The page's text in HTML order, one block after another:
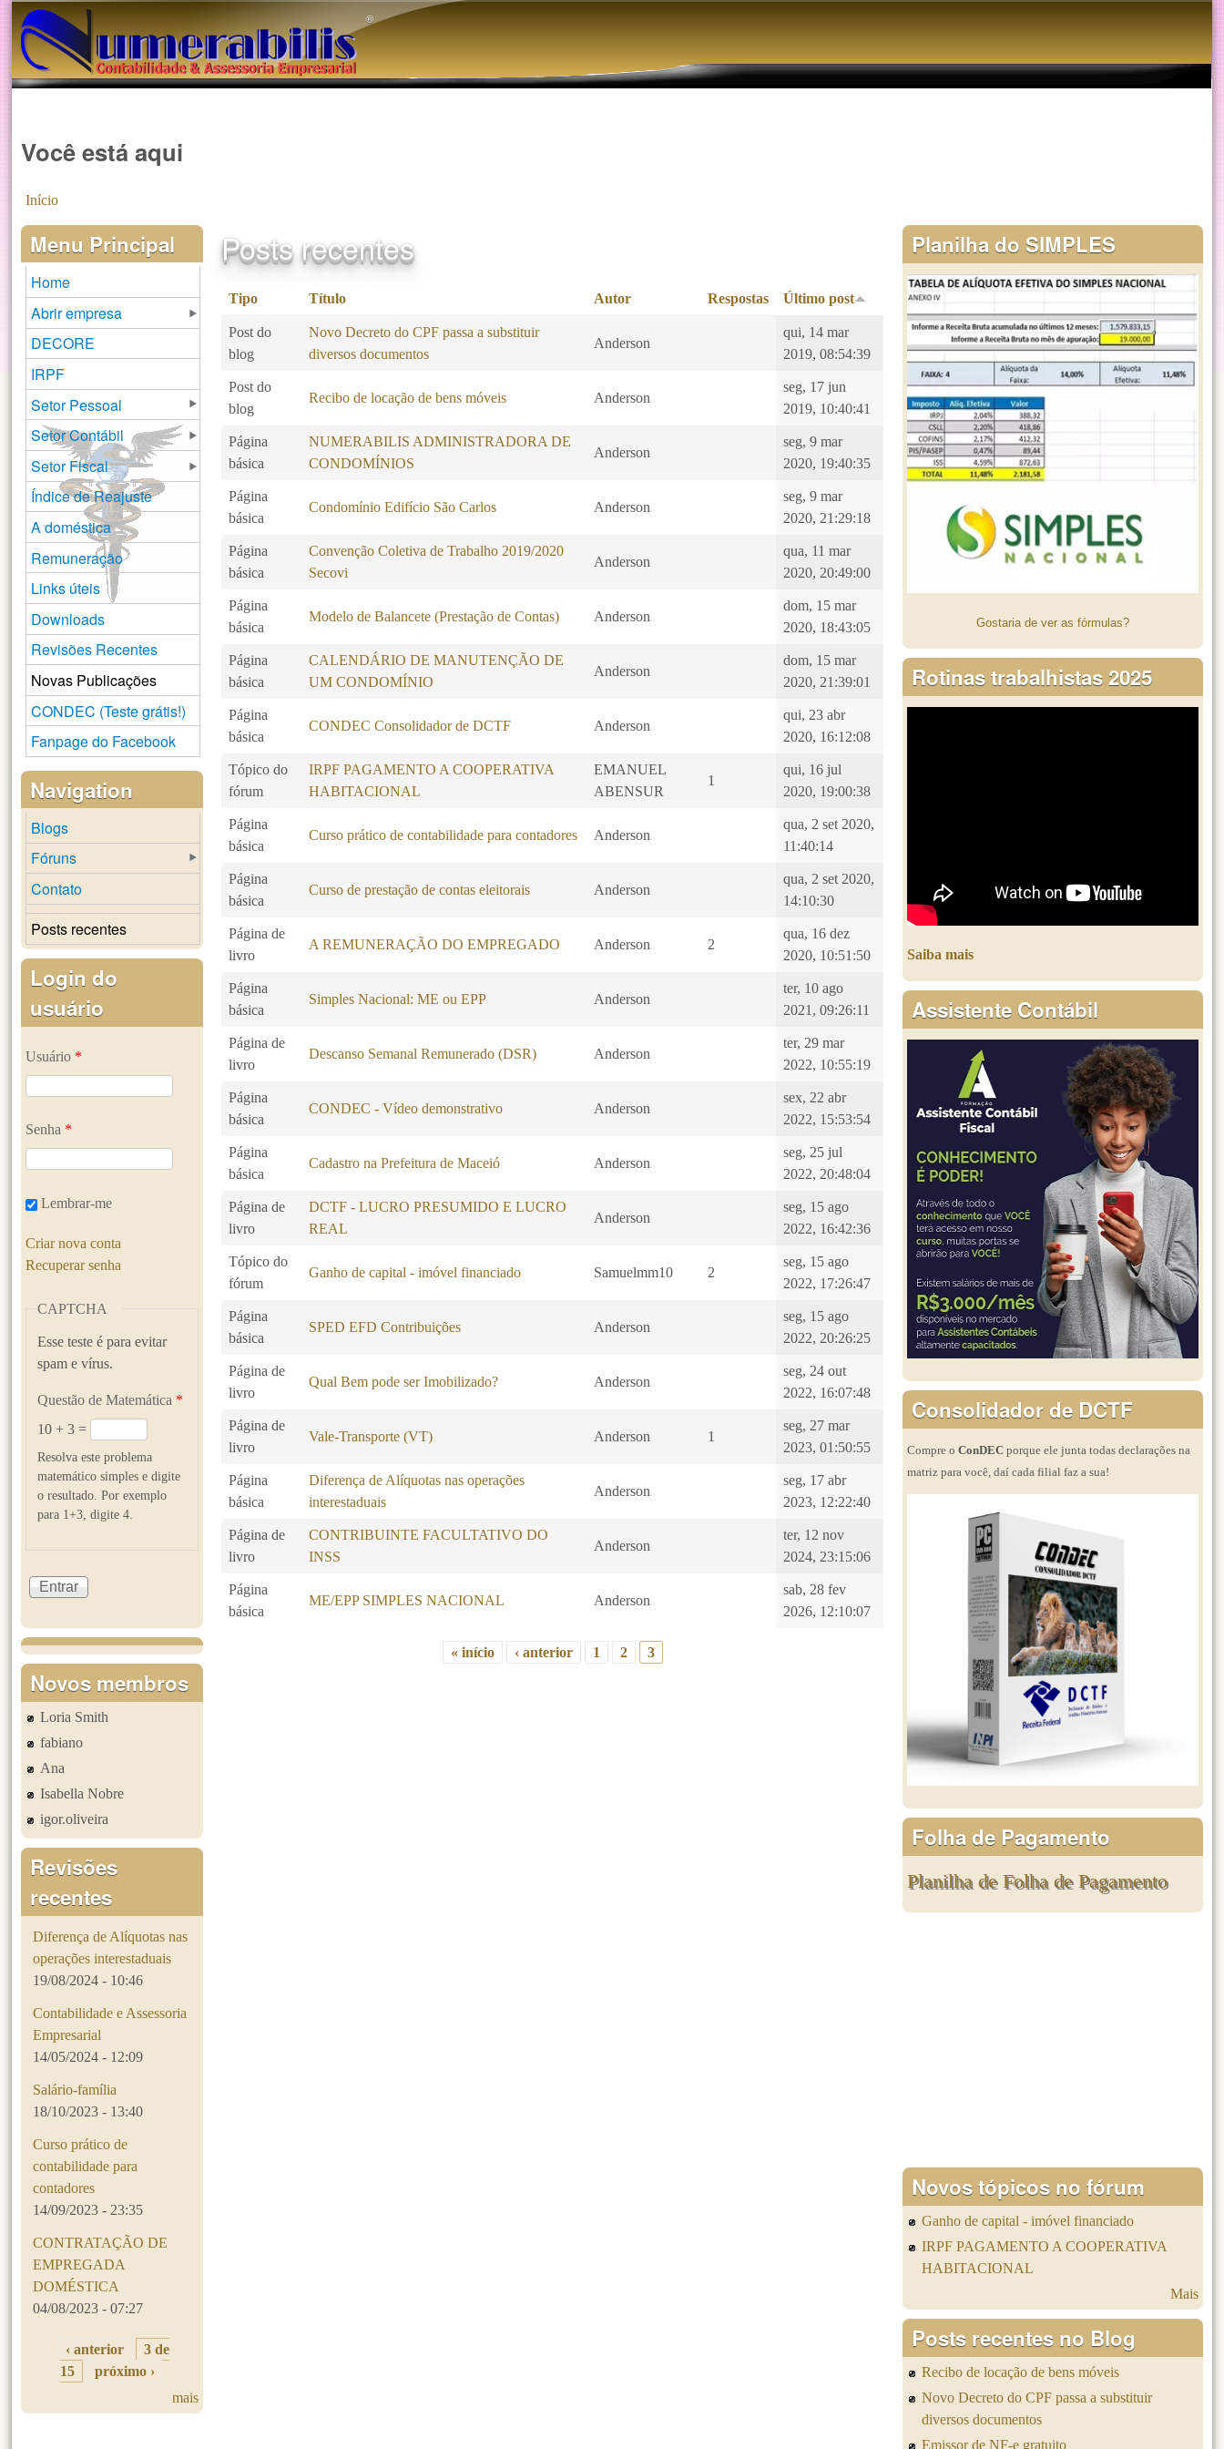
®️
Você está aqui
Início
Posts recentes
Tipo Título Autor Respostas Último post
Post do
blog
Novo Decreto do CPF passa a substituir
diversos documentos
Anderson
qui, 14 mar
2019, 08:54:39
Post do
blog
Recibo de locação de bens móveis Anderson
seg, 17 jun
2019, 10:40:41
Página
básica
NUMERABILIS ADMINISTRADORA DE
CONDOMÍNIOS
Anderson
seg, 9 mar
2020, 19:40:35
Página
básica
Condomínio Edifício São Carlos Anderson
seg, 9 mar
2020, 21:29:18
Página
básica
Convenção Coletiva de Trabalho 2019/2020
Secovi
Anderson
qua, 11 mar
2020, 20:49:00
Página
básica
Modelo de Balancete (Prestação de Contas) Anderson
dom, 15 mar
2020, 18:43:05
Página
básica
CALENDÁRIO DE MANUTENÇÃO DE
UM CONDOMÍNIO
Anderson
dom, 15 mar
2020, 21:39:01
Página
básica
CONDEC Consolidador de DCTF Anderson
qui, 23 abr
2020, 16:12:08
Tópico do
fórum
IRPF PAGAMENTO A COOPERATIVA
HABITACIONAL
EMANUEL
ABENSUR
1
qui, 16 jul
2020, 19:00:38
Página
básica
Curso prático de contabilidade para contadores Anderson
qua, 2 set 2020,
11:40:14
Página
básica
Curso de prestação de contas eleitorais Anderson
qua, 2 set 2020,
14:10:30
Página de
livro
A REMUNERAÇÃO DO EMPREGADO Anderson 2
qua, 16 dez
2020, 10:51:50
Página
básica
Simples Nacional: ME ou EPP Anderson
ter, 10 ago
2021, 09:26:11
Página de
livro
Descanso Semanal Remunerado (DSR) Anderson
ter, 29 mar
2022, 10:55:19
Página
básica
CONDEC - Vídeo demonstrativo Anderson
sex, 22 abr
2022, 15:53:54
Página
básica
Cadastro na Prefeitura de Maceió Anderson
seg, 25 jul
2022, 20:48:04
Página de
livro
DCTF - LUCRO PRESUMIDO E LUCRO
REAL
Anderson
seg, 15 ago
2022, 16:42:36
Tópico do
fórum
Ganho de capital - imóvel financiado Samuelmm10 2
seg, 15 ago
2022, 17:26:47
Página
básica
SPED EFD Contribuições Anderson
seg, 15 ago
2022, 20:26:25
Página de
livro
Qual Bem pode ser Imobilizado? Anderson
seg, 24 out
2022, 16:07:48
Página de
livro
Vale-Transporte (VT) Anderson 1
seg, 27 mar
2023, 01:50:55
Página
básica
Diferença de Alíquotas nas operações
interestaduais
Anderson
seg, 17 abr
2023, 12:22:40
Página de
livro
CONTRIBUINTE FACULTATIVO DO
INSS
Anderson
ter, 12 nov
2024, 23:15:06
Página
básica
ME/EPP SIMPLES NACIONAL Anderson
sab, 28 fev
2026, 12:10:07
« início ‹ anterior 1 2 3
Menu Principal
Home
Abrir empresa
DECORE
IRPF
Setor Pessoal
Setor Contábil
Setor Fiscal
Índice de Reajuste
A doméstica
Remuneração
Links úteis
Downloads
Revisões Recentes
Novas Publicações
CONDEC (Teste grátis!)
Fanpage do Facebook
Navigation
Blogs
Fóruns
Contato
Posts recentes
Login do
usuário
Usuário *
Senha *
Lembrar-me
Criar nova conta
Recuperar senha
CAPTCHA
Esse teste é para evitar
spam e vírus.
Questão de Matemática *
10 + 3 =
Resolva este problema
matemático simples e digite
o resultado. Por exemplo
para 1+3, digite 4.
Novos membros
Loria Smith
fabiano
Ana
Isabella Nobre
igor.oliveira
Revisões
recentes
Diferença de Alíquotas nas
operações interestaduais
19/08/2024 - 10:46
Contabilidade e Assessoria
Empresarial
14/05/2024 - 12:09
Salário-família
18/10/2023 - 13:40
Curso prático de
contabilidade para
contadores
14/09/2023 - 23:35
CONTRATAÇÃO DE
EMPREGADA
DOMÉSTICA
04/08/2023 - 07:27
‹ anterior
3 de
15
próximo ›
mais
Planilha do SIMPLES
Gostaria de ver as fórmulas?
Rotinas trabalhistas 2025
Saiba mais
Assistente Contábil
Consolidador de DCTF
Compre o ConDEC porque ele junta todas declarações na
matriz para você, daí cada filial faz a sua!
Folha de Pagamento
Planilha de Folha de Pagamento
Novos tópicos no fórum
Ganho de capital - imóvel financiado
IRPF PAGAMENTO A COOPERATIVA
HABITACIONAL
Mais
Posts recentes no Blog
Recibo de locação de bens móveis
Novo Decreto do CPF passa a substituir
diversos documentos
Emissor de NF-e gratuito